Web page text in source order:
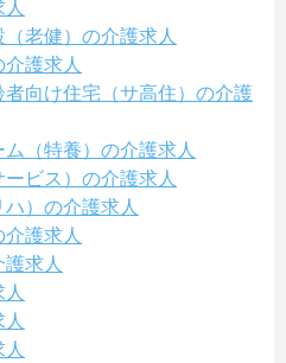
老健）の介護求人
護求人
向け住宅（サ高住）の介護
（特養）の介護求人
ビス）の介護求人
）の介護求人
護求人
求人